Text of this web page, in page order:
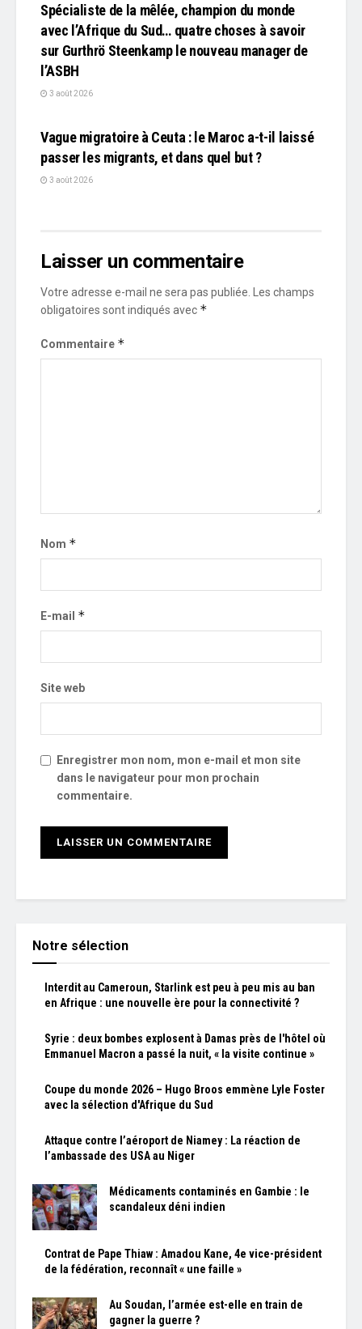
Spécialiste de la mêlée, champion du monde
avec l’Afrique du Sud… quatre choses à savoir
sur Gurthrö Steenkamp le nouveau manager de
l’ASBH
3 août 2026
Vague migratoire à Ceuta : le Maroc a-t-il laissé
passer les migrants, et dans quel but ?
3 août 2026
Laisser un commentaire
Votre adresse e-mail ne sera pas publiée.
Les champs
obligatoires sont indiqués avec *
Commentaire *
Nom *
E-mail *
Site web
Enregistrer mon nom, mon e-mail et mon site
dans le navigateur pour mon prochain
commentaire.
Notre sélection
Interdit au Cameroun, Starlink est peu à peu mis au ban
en Afrique : une nouvelle ère pour la connectivité ?
Syrie : deux bombes explosent à Damas près de l'hôtel où
Emmanuel Macron a passé la nuit, « la visite continue »
Coupe du monde 2026 – Hugo Broos emmène Lyle Foster
avec la sélection d'Afrique du Sud
Attaque contre l’aéroport de Niamey : La réaction de
l’ambassade des USA au Niger
Médicaments contaminés en Gambie : le
scandaleux déni indien
Contrat de Pape Thiaw : Amadou Kane, 4e vice-président
de la fédération, reconnaît « une faille »
Au Soudan, l’armée est-elle en train de
gagner la guerre ?